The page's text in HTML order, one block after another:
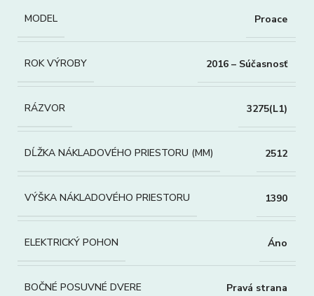
MODEL Proace
ROK VÝROBY 2016 – Súčasnosť
RÁZVOR 3275(L1)
DĹŽKA NÁKLADOVÉHO PRIESTORU (MM) 2512
VÝŠKA NÁKLADOVÉHO PRIESTORU 1390
ELEKTRICKÝ POHON Áno
BOČNÉ POSUVNÉ DVERE Pravá strana